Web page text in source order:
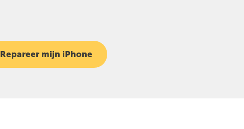
Repareer mijn iPhone